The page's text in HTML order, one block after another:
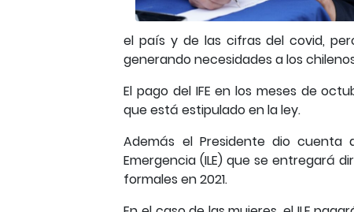
el país y de las cifras del covid,
generando necesidades a los
El pago del IFE en los meses de
que está estipulado en la ley.
Además el Presidente dio cuenta
Emergencia (ILE) que se entregará
formales en 2021.